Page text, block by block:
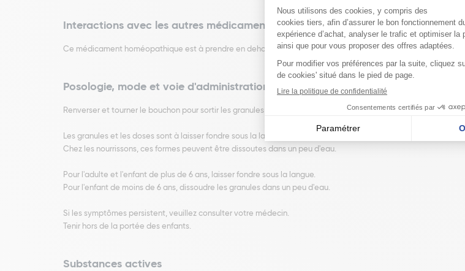
Interactions avec les autres médicaments
Ce médicament homéopathique est à prendre en dehors des repas, du tabac, du café ou encore de la menthe.
Posologie, mode et voie d'administration
Renverser et tourner le bouchon pour sortir les granules du tube.
Les granules et les doses sont à laisser fondre sous la langue.
Chez les nourrissons, ces formes peuvent être dissoutes dans un peu d'eau.
Pour l'adulte et l'enfant de plus de 6 ans, laisser fondre sous la langue.
Pour l'enfant de moins de 6 ans, dissoudre les granules dans un peu d'eau.
Si les symptômes persistent, veuillez consulter votre médecin.
Tenir hors de la portée des enfants.
Substances actives